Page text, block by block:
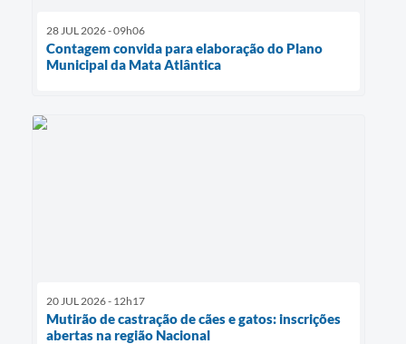
28 JUL 2026 - 09h06
Contagem convida para elaboração do Plano
Municipal da Mata Atlântica
20 JUL 2026 - 12h17
Mutirão de castração de cães e gatos: inscrições
abertas na região Nacional